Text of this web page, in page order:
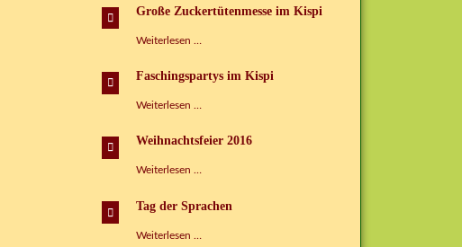
Tag
Große Zuckertütenmesse im Kispi
Weiterlesen …
im
Faschingspartys im Kispi
Weiterlesen …
Kispi
Weihnachtsfeier 2016
Weiterlesen …
Tag der Sprachen
Weiterlesen …